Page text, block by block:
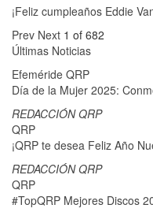
¡Feliz cumpleaños Eddie
Prev Next 1 of 682
Últimas Noticias
Efeméride QRP
Día de la Mujer 2025:
REDACCIÓN QRP
QRP
¡QRP te desea Feliz Año
REDACCIÓN QRP
QRP
#TopQRP Mejores Discos